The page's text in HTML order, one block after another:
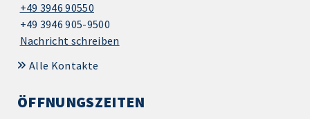
+49 3946 90550
+49 3946 905-9500
Nachricht schreiben
Alle Kontakte
ÖFFNUNGSZEITEN